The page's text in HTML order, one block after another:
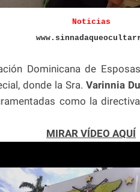
Noticias
Dominicana de
donde la Sra.Varinnia
como la
MIRAR VÍDEO AQUÍ